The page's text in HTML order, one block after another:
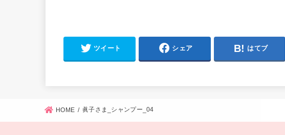
ツイート シェア はてブ
HOME 眞子さま_シャンプー_04